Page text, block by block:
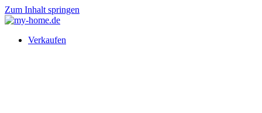
Zum Inhalt springen
Verkaufen